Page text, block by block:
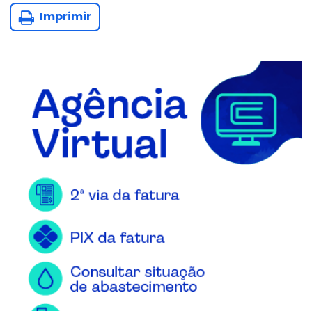
Imprimir